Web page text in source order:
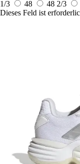
1/3 48 48 2/3
Dieses Feld ist